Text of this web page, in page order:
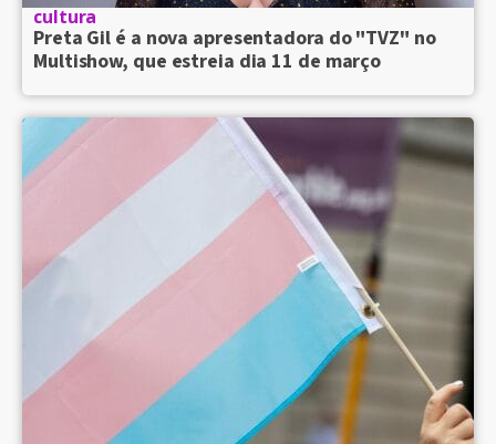
cultura
Preta Gil é a nova apresentadora do "TVZ" no
Multishow, que estreia dia 11 de março